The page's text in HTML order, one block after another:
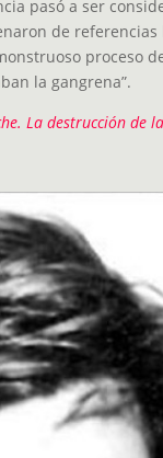
pasó a ser
de referencias
proceso
la gangrena”.
La destrucción de